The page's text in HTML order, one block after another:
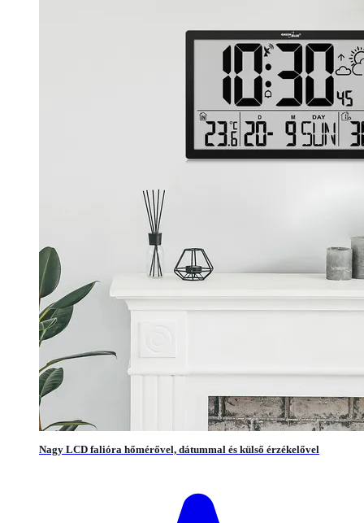
Nagy LCD falióra hőmérővel, dátummal és külső érzékelővel